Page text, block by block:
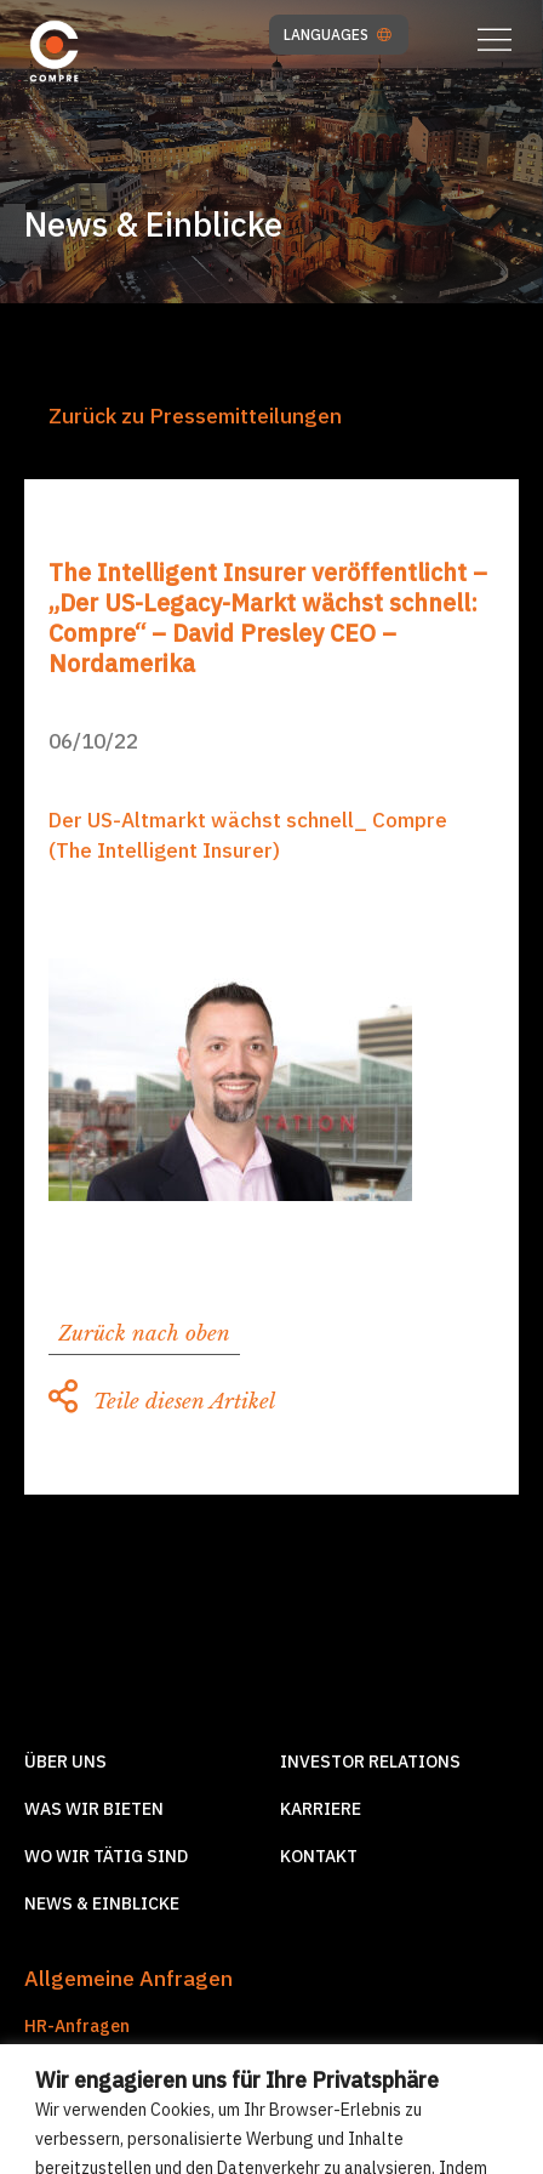
Wir engagieren uns für Ihre Privatsphäre
Wir verwenden Cookies, um Ihr Browser-Erlebnis zu
verbessern, personalisierte Werbung und Inhalte
bereitzustellen und den Datenverkehr zu analysieren. Indem
LANGUAGES
News & Einblicke
Zurück zu Pressemitteilungen
The Intelligent Insurer veröffentlicht –
„Der US-Legacy-Markt wächst schnell:
Compre“ – David Presley CEO –
Nordamerika
06/10/22
Der US-Altmarkt wächst schnell_ Compre
(The Intelligent Insurer)
Zurück nach oben
Teile diesen Artikel
ÜBER UNS
WAS WIR BIETEN
WO WIR TÄTIG SIND
NEWS & EINBLICKE
INVESTOR RELATIONS
KARRIERE
KONTAKT
Allgemeine Anfragen
HR-Anfragen
hr@compre-group.com
Unternehmensdienstleistungen
corporate.services@compre-group.com